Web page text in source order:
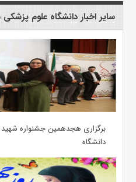
سایر اخبار دانشگاه علوم
برگزاری هجدهمین جشنواره شهید
دانشگاه